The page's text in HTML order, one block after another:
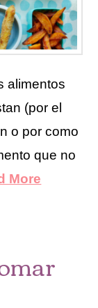
alimentos
(por el
o por como
que no
More